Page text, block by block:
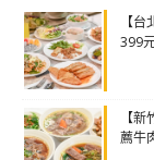
【
399
【
薦牛